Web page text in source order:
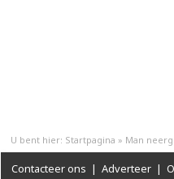
U bent hier: Startpagina » Man
Contacteer ons | Adverteer |